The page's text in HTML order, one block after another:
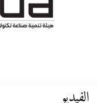
الفيديو